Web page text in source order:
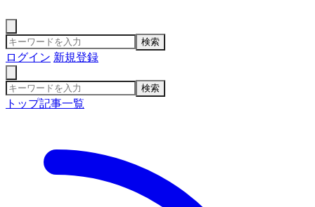
検索
ログイン 新規登録
検索
トップ記事一覧